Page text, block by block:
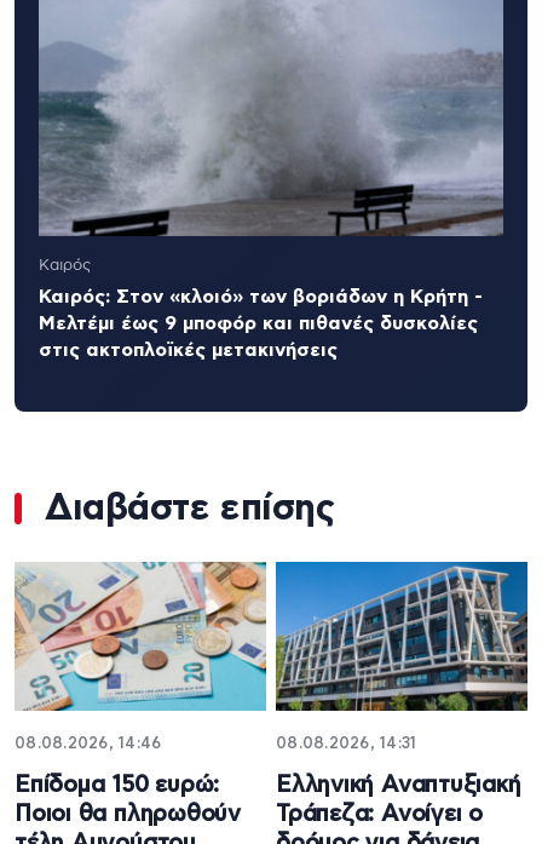
Καιρός
Καιρός: Στον «κλοιό» των βοριάδων η Κρήτη -
Μελτέμι έως 9 μποφόρ και πιθανές δυσκολίες
στις ακτοπλοϊκές μετακινήσεις
Διαβάστε επίσης
08.08.2026, 14:46
Επίδομα 150 ευρώ:
Ποιοι θα πληρωθούν
08.08.2026, 14:31
Ελληνική Αναπτυξιακή
Τράπεζα: Ανοίγει ο